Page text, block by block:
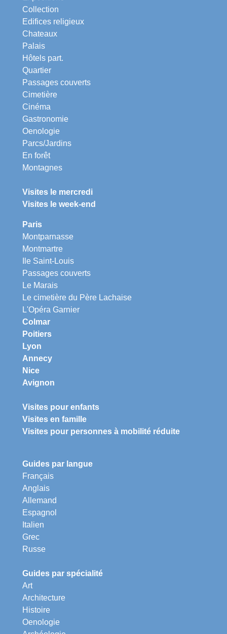
Collection
Edifices religieux
Chateaux
Palais
Hôtels part.
Quartier
Passages couverts
Cimetière
Cinéma
Gastronomie
Oenologie
Parcs/Jardins
En forêt
Montagnes
Visites le mercredi
Visites le week-end
Paris
Montparnasse
Montmartre
Ile Saint-Louis
Passages couverts
Le Marais
Le cimetière du Père Lachaise
L'Opéra Garnier
Colmar
Poitiers
Lyon
Annecy
Nice
Avignon
Visites pour enfants
Visites en famille
Visites pour personnes à mobilité réduite
Guides par langue
Français
Anglais
Allemand
Espagnol
Italien
Grec
Russe
Guides par spécialité
Art
Architecture
Histoire
Oenologie